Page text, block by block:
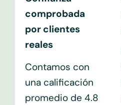
comprobada
por clientes
reales
Contamos con
una calificación
promedio de 4.8